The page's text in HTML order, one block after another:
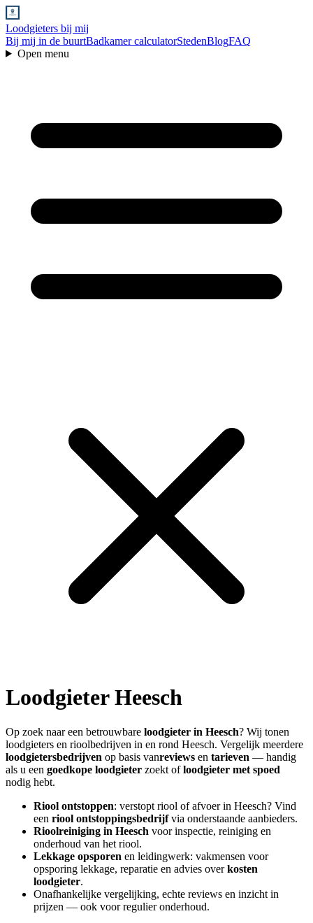
Loodgieters bij mij
Bij mij in de buurtBadkamer calculatorStedenBlogFAQ
Open menu
LoodgieterHeesch
Op zoek naar een betrouwbare loodgieter in Heesch? Wij tonen
loodgieters en rioolbedrijven in en rond Heesch. Vergelijk meerdere
loodgietersbedrijven op basis vanreviews en tarieven — handig
als u een goedkope loodgieter zoekt ofloodgieter met spoed
nodig hebt.
Riool ontstoppen: verstopt riool of afvoer in Heesch? Vind
een riool ontstoppingsbedrijfvia onderstaande aanbieders.
Rioolreiniging in Heesch voor inspectie, reiniging en
onderhoud van het riool.
Lekkage opsporen en leidingwerk: vakmensen voor
opsporing lekkage, reparatie en advies overkosten
loodgieter.
Onafhankelijke vergelijking, echte reviews en inzicht in
prijzen — ook voor regulier onderhoud.